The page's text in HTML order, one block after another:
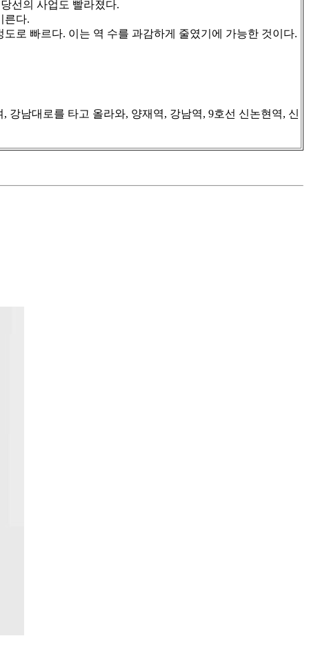
선의 사업도 빨라졌다.
른다.
로 빠르다. 이는 역 수를 과감하게 줄였기에 가능한 것이다.
남대로를 타고 올라와, 양재역, 강남역, 9호선 신논현역, 신